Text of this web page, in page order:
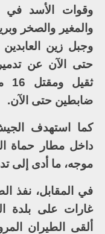
وقوات الأسد في
والمغير والصخر
وجبل زين
حتى الآن عن
ضابطين حتى الآن.
كما استهدف
داخل مطار حماة
موجه، ما أدى إلى
في المقابل، نفذ
غارات على بلدة
ألقى الطيران